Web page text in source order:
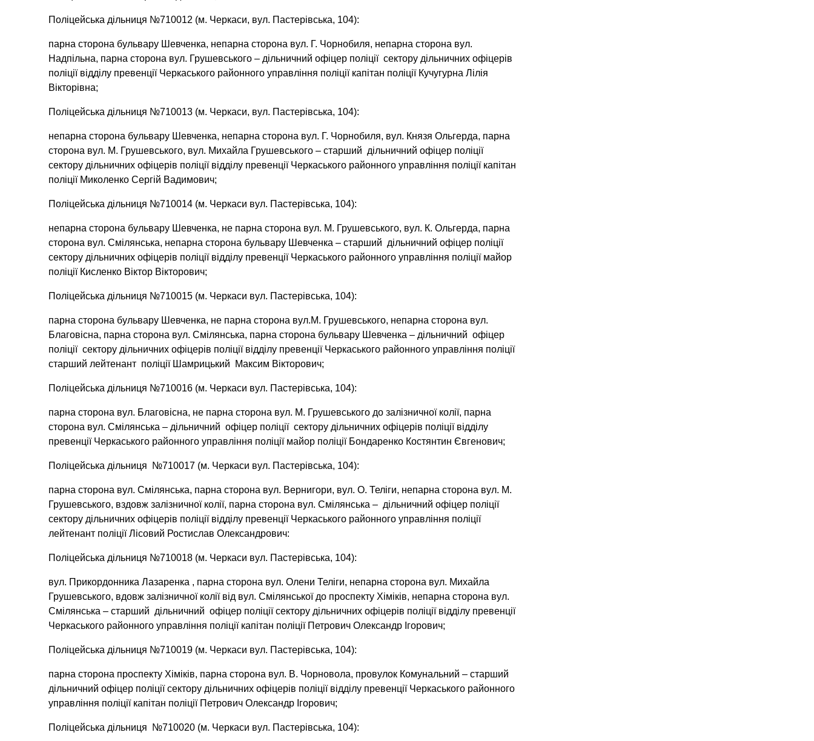
Поліцейська дільниця №710012 (м. Черкаси, вул. Пастерівська, 104):
парна сторона бульвару Шевченка, непарна сторона вул. Г. Чорнобиля, непарна сторона вул.
Надпільна, парна сторона вул. Грушевського – дільничний офіцер поліції сектору дільничних офіцерів
поліції відділу превенції Черкаського районного управління поліції капітан поліції Кучугурна Лілія
Вікторівна;
Поліцейська дільниця №710013 (м. Черкаси, вул. Пастерівська, 104):
непарна сторона бульвару Шевченка, непарна сторона вул. Г. Чорнобиля, вул. Князя Ольгерда, парна
сторона вул. М. Грушевського, вул. Михайла Грушевського – старший дільничний офіцер поліції
сектору дільничних офіцерів поліції відділу превенції Черкаського районного управління поліції капітан
поліції Миколенко Сергій Вадимович;
Поліцейська дільниця №710014 (м. Черкаси вул. Пастерівська, 104):
непарна сторона бульвару Шевченка, не парна сторона вул. М. Грушевського, вул. К. Ольгерда, парна
сторона вул. Смілянська, непарна сторона бульвару Шевченка – старший дільничний офіцер поліції
сектору дільничних офіцерів поліції відділу превенції Черкаського районного управління поліції майор
поліції Кисленко Віктор Вікторович;
Поліцейська дільниця №710015 (м. Черкаси вул. Пастерівська, 104):
парна сторона бульвару Шевченка, не парна сторона вул.М. Грушевського, непарна сторона вул.
Благовісна, парна сторона вул. Смілянська, парна сторона бульвару Шевченка – дільничний офіцер
поліції сектору дільничних офіцерів поліції відділу превенції Черкаського районного управління поліції
старший лейтенант поліції Шамрицький Максим Вікторович;
Поліцейська дільниця №710016 (м. Черкаси вул. Пастерівська, 104):
парна сторона вул. Благовісна, не парна сторона вул. М. Грушевського до залізничної колії, парна
сторона вул. Смілянська – дільничний офіцер поліції сектору дільничних офіцерів поліції відділу
превенції Черкаського районного управління поліції майор поліції Бондаренко Костянтин Євгенович;
Поліцейська дільниця №710017 (м. Черкаси вул. Пастерівська, 104):
парна сторона вул. Смілянська, парна сторона вул. Вернигори, вул. О. Теліги, непарна сторона вул. М.
Грушевського, вздовж залізничної колії, парна сторона вул. Смілянська – дільничний офіцер поліції
сектору дільничних офіцерів поліції відділу превенції Черкаського районного управління поліції
лейтенант поліції Лісовий Ростислав Олександрович:
Поліцейська дільниця №710018 (м. Черкаси вул. Пастерівська, 104):
вул. Прикордонника Лазаренка , парна сторона вул. Олени Теліги, непарна сторона вул. Михайла
Грушевського, вдовж залізничної колії від вул. Смілянської до проспекту Хіміків, непарна сторона вул.
Смілянська – старший дільничний офіцер поліції сектору дільничних офіцерів поліції відділу превенції
Черкаського районного управління поліції капітан поліції Петрович Олександр Ігорович;
Поліцейська дільниця №710019 (м. Черкаси вул. Пастерівська, 104):
парна сторона проспекту Хіміків, парна сторона вул. В. Чорновола, провулок Комунальний – старший
дільничний офіцер поліції сектору дільничних офіцерів поліції відділу превенції Черкаського районного
управління поліції капітан поліції Петрович Олександр Ігорович;
Поліцейська дільниця №710020 (м. Черкаси вул. Пастерівська, 104):